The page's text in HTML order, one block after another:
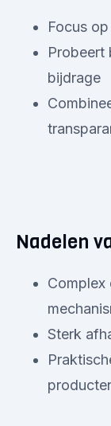
Focus
Probeert
bijdrage
Nadelen
Sterk